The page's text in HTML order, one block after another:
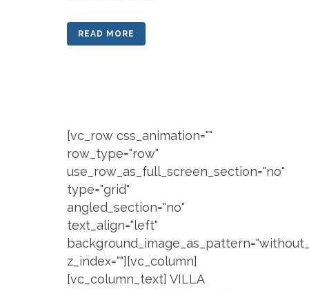
READ MORE
[vc_row css_animation=""
row_type="row"
use_row_as_full_screen_section="no"
type="grid"
angled_section="no"
text_align="left"
z_index=""][vc_column]
[vc_column_text] VILLA